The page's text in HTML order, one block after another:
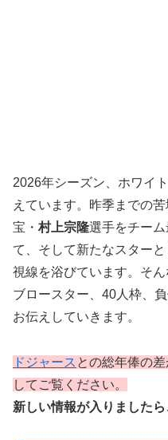
2026年シーズン、ホワイ
えています。昨季までの
宝・ 村上宗隆選手をチー
て、そして新たなスター
視線を浴びています。そ
ブロースター、40人枠、
お伝えしていきます。
ドジャース との総年俸の
してご覧ください。
新しい情報が入りました